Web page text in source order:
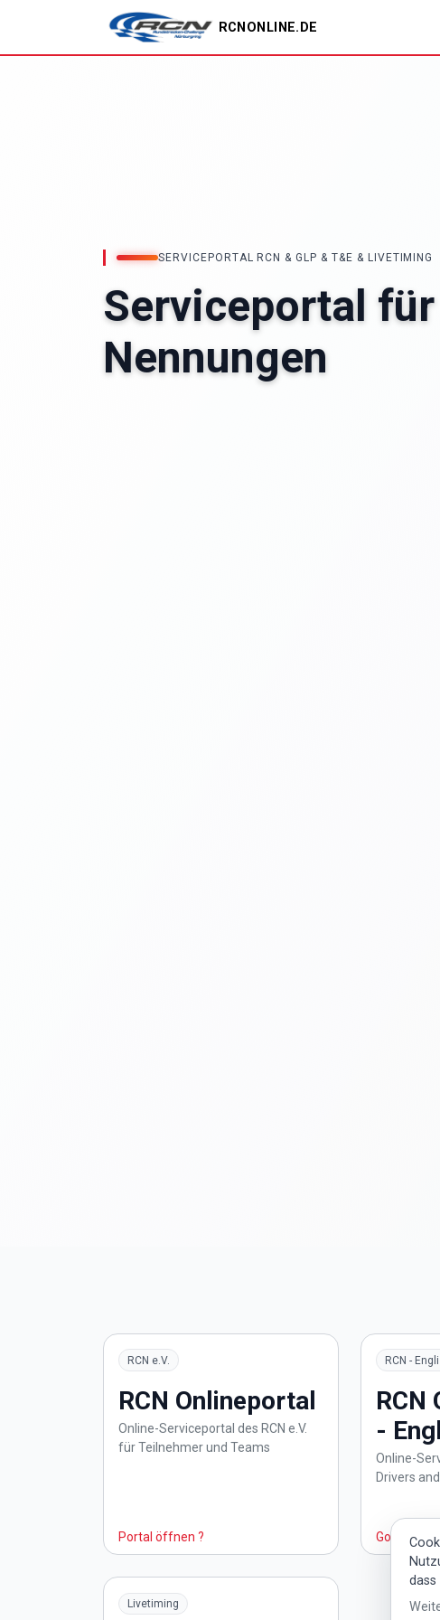
RCNONLINE.DE
SERVICEPORTAL RCN & GLP & T&E & LIVETIMING
Serviceportal
Nennungen
RCN e.V.
RCN Onlineportal
Online-Serviceportal des RCN e.V.
für Teilnehmer und Teams
Portal öffnen ?
RCN -
RCN
-
Online-
Drivers
Go to
Livetiming
dass